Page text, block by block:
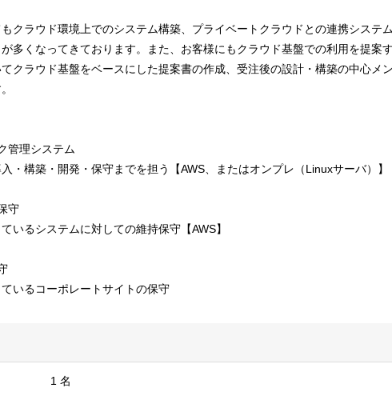
クラウド環境上でのシステム構築、プライベートクラウドとの連携システ
多くなってきております。また、お客様にもクラウド基盤での利用を提案
クラウド基盤をベースにした提案書の作成、受注後の設計・構築の中心メ
管理システム
・構築・開発・保守までを担う【AWS、またはオンプレ（Linuxサーバ）】
守
いるシステムに対しての維持保守【AWS】
いるコーポレートサイトの保守
1 名